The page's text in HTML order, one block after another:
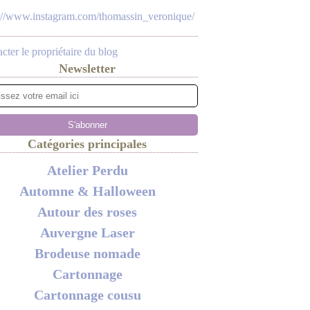
www.instagram.com/thomassin_veronique/
le propriétaire du blog
Newsletter
Catégories principales
Atelier Perdu
Automne & Halloween
Autour des roses
Auvergne Laser
Brodeuse nomade
Cartonnage
Cartonnage cousu